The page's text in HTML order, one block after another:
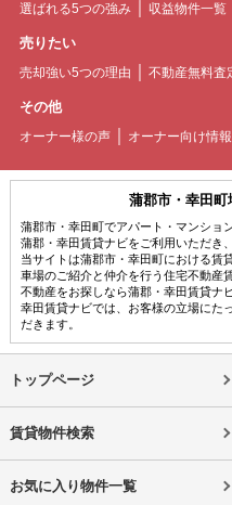
選ばれる5つの強み 収益物件一覧
売りたい
売却強い5つの理由 不動産無料査
その他
オーナー様の声 オーナー向け情報
蒲郡市・幸田
蒲郡市・幸田町でアパート・マンショ
蒲郡・幸田賃貸ナビをご利用いただき
当サイトは蒲郡市・幸田町における賃
車場のご紹介と仲介を行う住宅不動産
不動産をお探しなら蒲郡・幸田賃貸ナ
幸田賃貸ナビでは、お客様の立場にた
だきます。
トップページ
賃貸物件検索
お気に入り物件一覧